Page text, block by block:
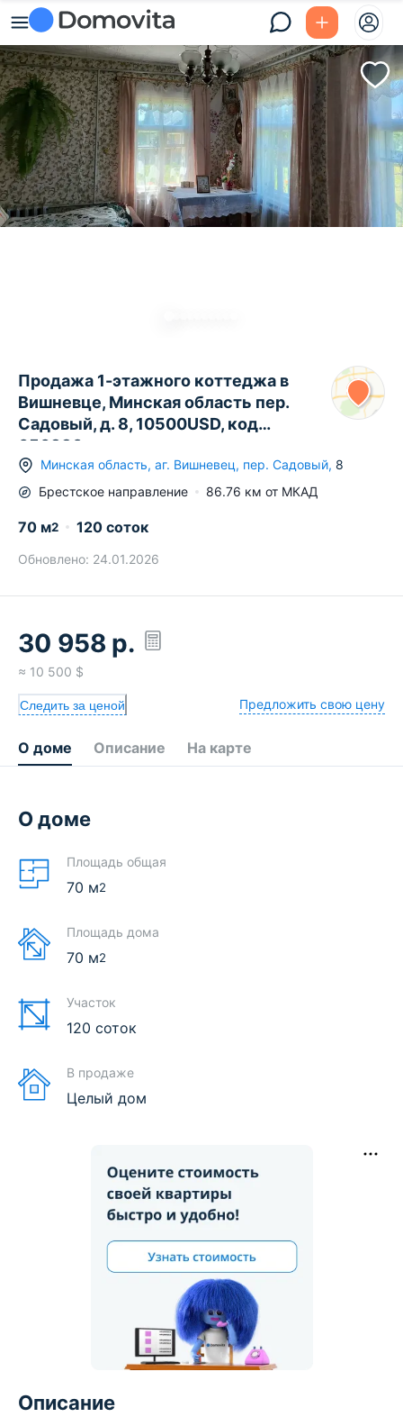
Продажа 1-этажного коттеджа в
Вишневце, Минская область пер.
Садовый, д. 8, 10500USD, код
656330
Минская область, аг. Вишневец, пер. Садовый, 8
Брестское направление 86.76 км от МКАД
70 м2 120 соток
Обновлено: 24.01.2026
30 958 р.
≈ 10 500 $
Следить за ценой Предложить свою цену
О доме Описание На карте
О доме
Площадь общая
70 м2
Площадь дома
70 м2
Участок
120 соток
В продаже
Целый дом
Описание